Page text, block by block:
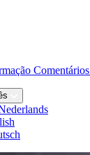
Comentários